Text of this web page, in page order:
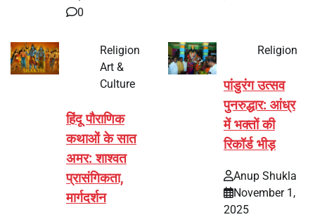
0
Religion
Art &
Culture
हिंदू पौराणिक
कथाओं के सात
अमर: शाश्वत
प्रासंगिकता,
मार्गदर्शन
Religion
पांडुरंग उत्सव
पुनरुद्धार: आंध्र
में भक्तों की
रिकॉर्ड भीड़
Anup Shukla
November 1,
2025